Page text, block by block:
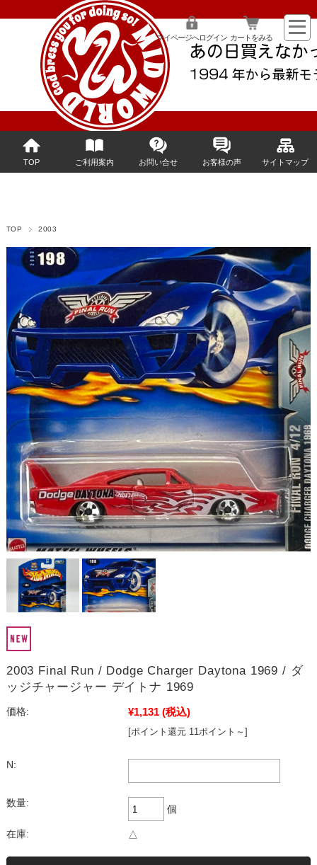
マイページへログイン カートをみる
TOP ご利用案内 お問い合せ お客様の声 サイトマップ
TOP 2003
2003 Final Run / Dodge Charger Daytona 1969 / ダ
ッジチャージャー デイトナ 1969
価格: ¥1,131 (税込)
[ポイント還元 11ポイント～]
N:
数量:
個
在庫: △